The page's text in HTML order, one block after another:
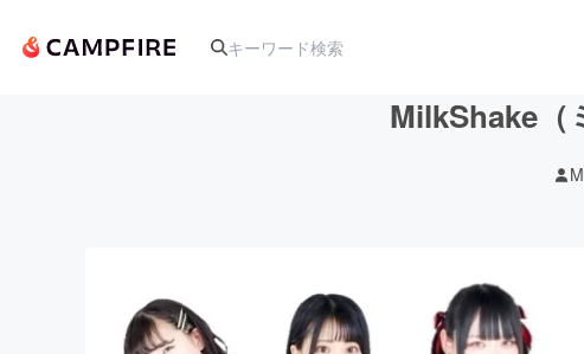
アート・写真
MilkShake（